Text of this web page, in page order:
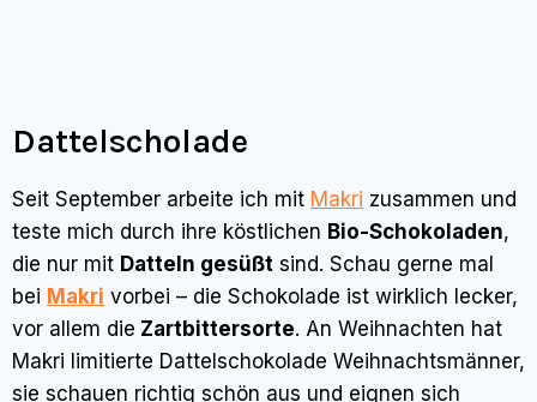
Dattelscholade
Seit September arbeite ich mit Makri zusammen und
teste mich durch ihre köstlichen Bio-Schokoladen,
die nur mit Datteln gesüßt sind. Schau gerne mal
bei Makri vorbei – die Schokolade ist wirklich lecker,
vor allem die Zartbittersorte. An Weihnachten hat
Makri limitierte Dattelschokolade Weihnachtsmänner,
sie schauen richtig schön aus und eignen sich